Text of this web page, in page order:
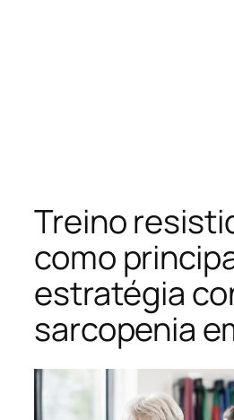
Treino
como
estratégia
sarcopenia